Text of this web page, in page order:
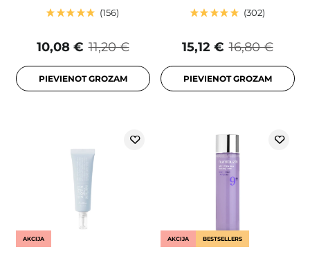
156
11,20 €
10,08 €
PIEVIENOT GROZAM
302
16,80 €
15,12 €
PIEVIENOT GROZAM
AKCIJA AKCIJA BESTSELLERS